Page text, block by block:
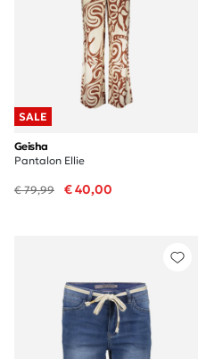
SALE
Geisha
Pantalon Ellie
€ 79,99 € 40,00